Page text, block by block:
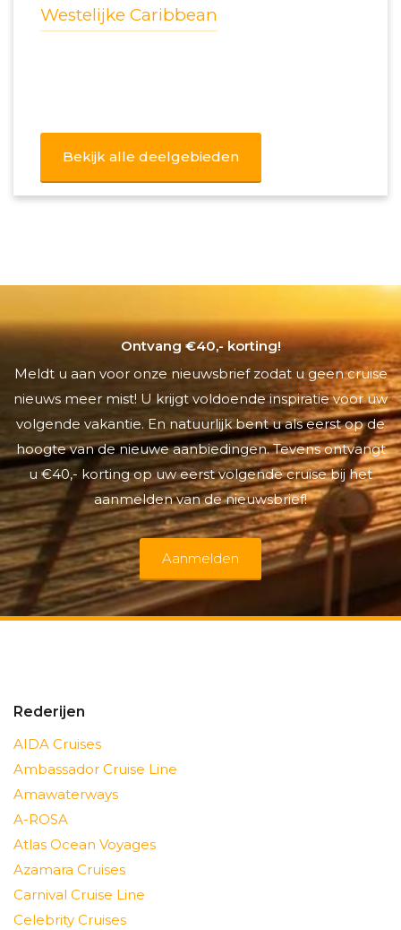
Westelijke Caribbean
Bekijk alle deelgebieden
Ontvang €40,- korting!
Meldt u aan voor onze nieuwsbrief zodat u geen cruise
nieuws meer mist! U krijgt voldoende inspiratie voor uw
volgende vakantie. En natuurlijk bent u als eerst op de
hoogte van de nieuwe aanbiedingen. Tevens ontvangt
u €40,- korting op uw eerst volgende cruise bij het
aanmelden van de nieuwsbrief!
Aanmelden
Rederijen
AIDA Cruises
Ambassador Cruise Line
Amawaterways
A-ROSA
Atlas Ocean Voyages
Azamara Cruises
Carnival Cruise Line
Celebrity Cruises